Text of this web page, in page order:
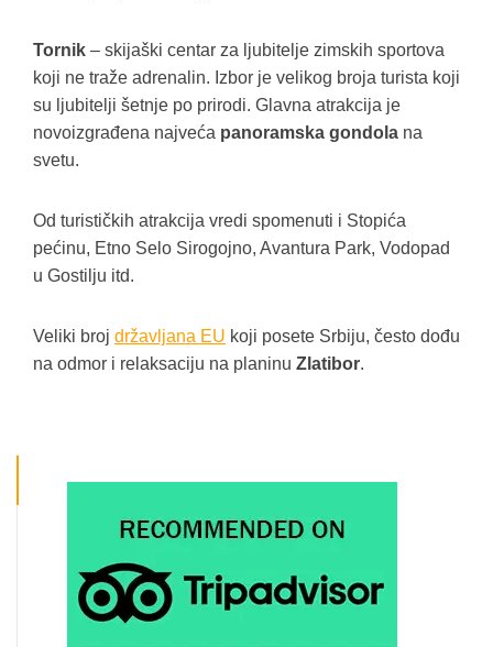
Tornik – skijaški centar za ljubitelje zimskih sportova
koji ne traže adrenalin. Izbor je velikog broja turista koji
su ljubitelji šetnje po prirodi. Glavna atrakcija je
novoizgrađena najveća panoramska gondola na
svetu.
Od turističkih atrakcija vredi spomenuti i Stopića
pećinu, Etno Selo Sirogojno, Avantura Park, Vodopad
u Gostilju itd.
Veliki broj državljana EU koji posete Srbiju, često dođu
na odmor i relaksaciju na planinu Zlatibor.